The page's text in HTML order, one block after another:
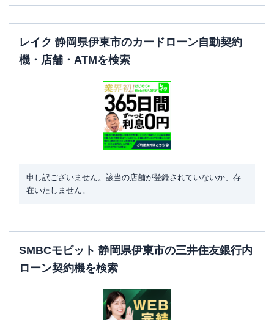
レイク 静岡県伊東市のカードローン自動契約
機・店舗・ATMを検索
申し訳ございません。該当の店舗が登録されていないか、存
在いたしません。
SMBCモビット 静岡県伊東市の三井住友銀行内
ローン契約機を検索